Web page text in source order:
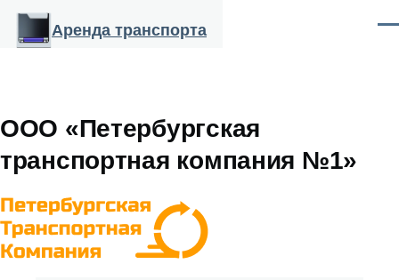
Перейти к основному содержанию
Аренда транспорта
ООО «Петербургская
транспортная компания №1»